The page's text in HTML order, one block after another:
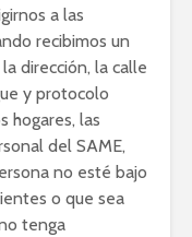
a las
recibimos un
dirección, la calle
y protocolo
hogares, las
del SAME,
no esté bajo
o que sea
tenga